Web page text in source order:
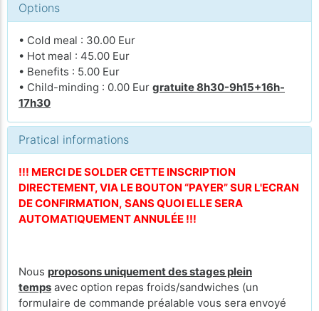
Options
• Cold meal : 30.00 Eur
• Hot meal : 45.00 Eur
• Benefits : 5.00 Eur
• Child-minding : 0.00 Eur gratuite 8h30-9h15+16h-
17h30
Pratical informations
!!! MERCI DE SOLDER CETTE INSCRIPTION
DIRECTEMENT, VIA LE BOUTON “PAYER” SUR L'ECRAN
DE CONFIRMATION, SANS QUOI ELLE SERA
AUTOMATIQUEMENT ANNULÉE !!!
Nous proposons uniquement des stages plein
temps avec option repas froids/sandwiches (un
formulaire de commande préalable vous sera envoyé